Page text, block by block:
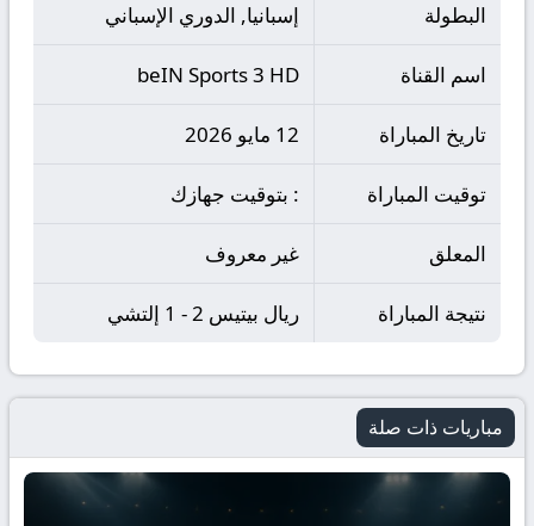
البطولة إسبانيا, الدوري الإسباني
اسم القناة beIN Sports 3 HD
تاريخ المباراة 12 مايو 2026
توقيت المباراة : بتوقيت جهازك
المعلق غير معروف
نتيجة المباراة ريال بيتيس 2 - 1 إلتشي
مباريات ذات صلة